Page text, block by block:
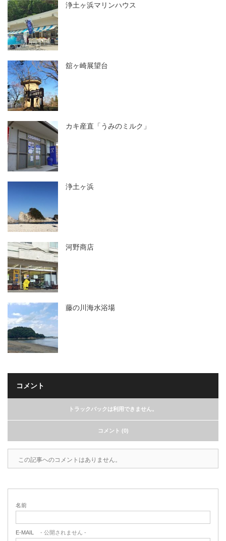
浄土ヶ浜マリンハウス
舘ヶ崎展望台
カキ産直「うみのミルク」
浄土ヶ浜
河野商店
藤の川海水浴場
コメント
トラックバックは利用できません。
コメント (0)
この記事へのコメントはありません。
名前
E-MAIL - 公開されません -